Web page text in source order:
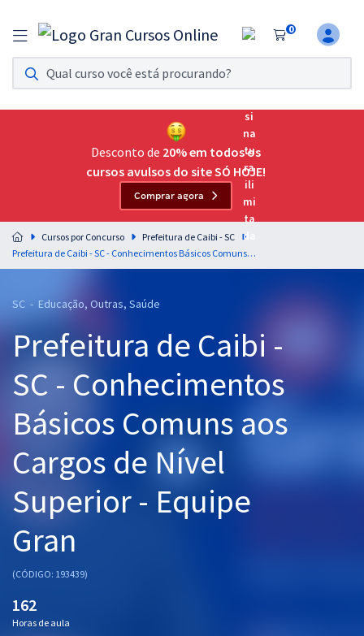
0
Assinatura Ilimitada 11
Acesso a todos os cursos. Teste grátis por 7 dias!
Assinatura OAB Até Passar
Acesso ilimitado a toda preparação para o Exame da
Residências Multiprofissionais
Preparação completa e intensiva para as principais
residências em saúde do Brasil
Cursos 20% OFF
Pós
Graduação
OAB
Questões grátis
Aprovados
Desconto de 20% em todos os
cursos avulsos do site SÓ HOJE!
Comprar agora
Cursos por Concurso
Prefeitura de Caibi - SC
Prefeitura de Caibi - SC - Conhecimentos Básicos Comuns aos Cargos de Nível Superior - Equipe Gran
SC - Educação, Outras, Saúde
Prefeitura de Caibi -
SC - Conhecimentos
Básicos Comuns aos
Cargos de Nível
Superior - Equipe
Gran
(CÓDIGO: 193439)
162
Horas de aula